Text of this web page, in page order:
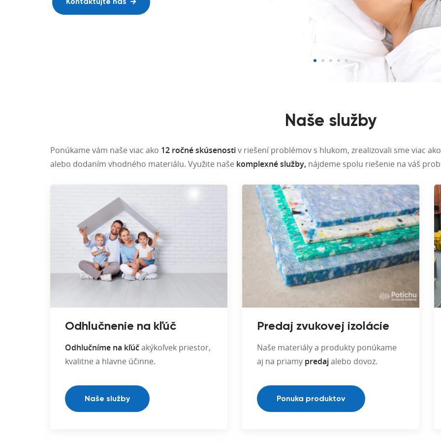
Kontaktujte nás
Realizácie po celom Slovensku,
Rakúsku aj v Českej republike.
Náš showroom
Skvelá kročajová izolácia
Naše služby
Ponúkame vám naše viac ako 12 ročné skúsenostiv riešení problémov s hlukom, zrealizovali sme viac ako
alebo dodaním vhodného materiálu. Využite naše komplexné služby, nájdeme spolu riešenie na váš
Odhlučnenie na kľúč
Odhlučníme na kľúčakýkoľvek priestor,
kvalitne a hlavne účinne.
Naše služby
Predaj zvukovej izolácie
Naše materiály a produkty ponúkame
aj na priamy predajalebo dovoz.
Ponuka produktov